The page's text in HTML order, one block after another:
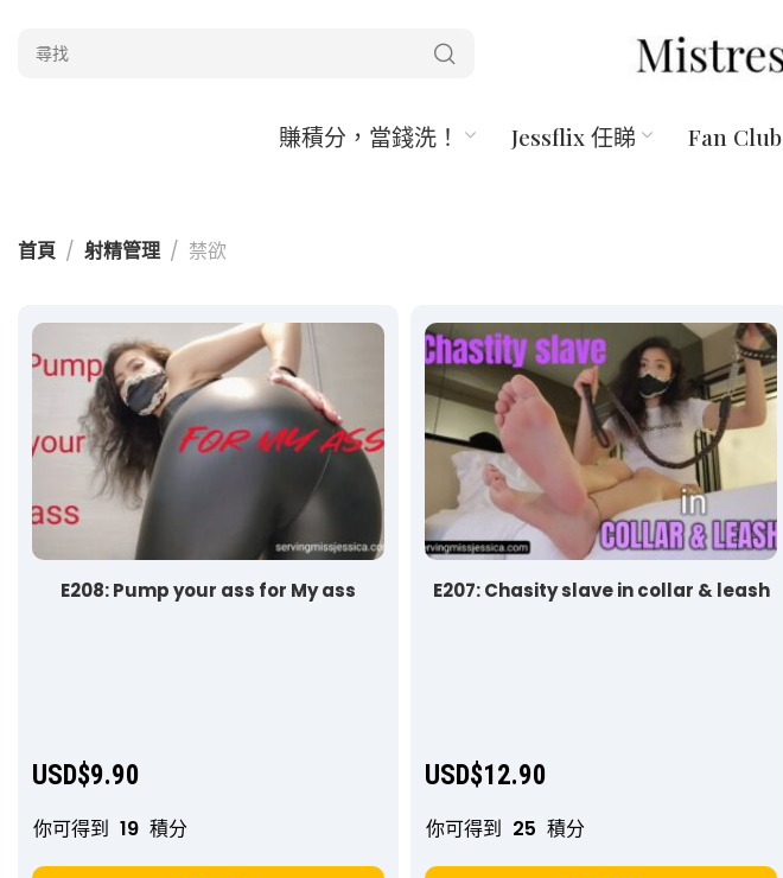
賺積分，當錢洗！ Jessflix 任睇 Fan Club
首頁 射精管理 禁欲
E208: Pump your ass for My ass
USD$9.90
你可得到 19 積分
E207: Chasity slave in collar & leash
USD$12.90
你可得到 25 積分